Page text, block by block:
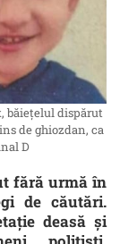
băiețelul dispărut
de ghiozdan, ca
D
fără urmă în
de căutări.
deasă și